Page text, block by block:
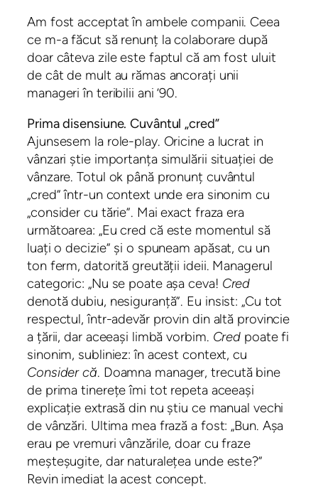
Am fost acceptat în ambele companii. Ceea
ce m-a făcut să renunț la colaborare după
doar câteva zile este faptul că am fost uluit
de cât de mult au rămas ancorați unii
manageri în teribilii ani ’90.
Prima disensiune. Cuvântul „cred”
Ajunsesem la role-play. Oricine a lucrat in
vânzari știe importanța simulării situației de
vânzare. Totul ok până pronunț cuvântul
„cred” într-un context unde era sinonim cu
„consider cu tărie”. Mai exact fraza era
următoarea: „Eu cred că este momentul să
luați o decizie” și o spuneam apăsat, cu un
ton ferm, datorită greutății ideii. Managerul
categoric: „Nu se poate așa ceva! Cred
denotă dubiu, nesiguranță”. Eu insist: „Cu tot
respectul, într-adevăr provin din altă provincie
a țării, dar aceeași limbă vorbim. Cred poate fi
sinonim, subliniez: în acest context, cu
Consider că. Doamna manager, trecută bine
de prima tinerețe îmi tot repeta aceeași
explicație extrasă din nu știu ce manual vechi
de vânzări. Ultima mea frază a fost: „Bun. Așa
erau pe vremuri vânzările, doar cu fraze
meșteșugite, dar naturalețea unde este?”
Revin imediat la acest concept.